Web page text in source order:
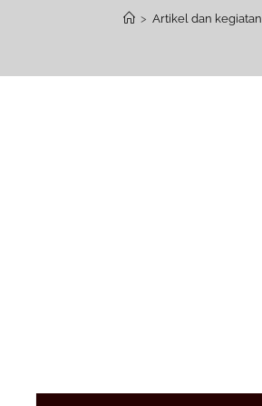
> Artikel dan kegiatan